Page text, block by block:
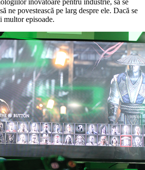
ne povestească pe larg despre ele. Dacă se
multor episoade.